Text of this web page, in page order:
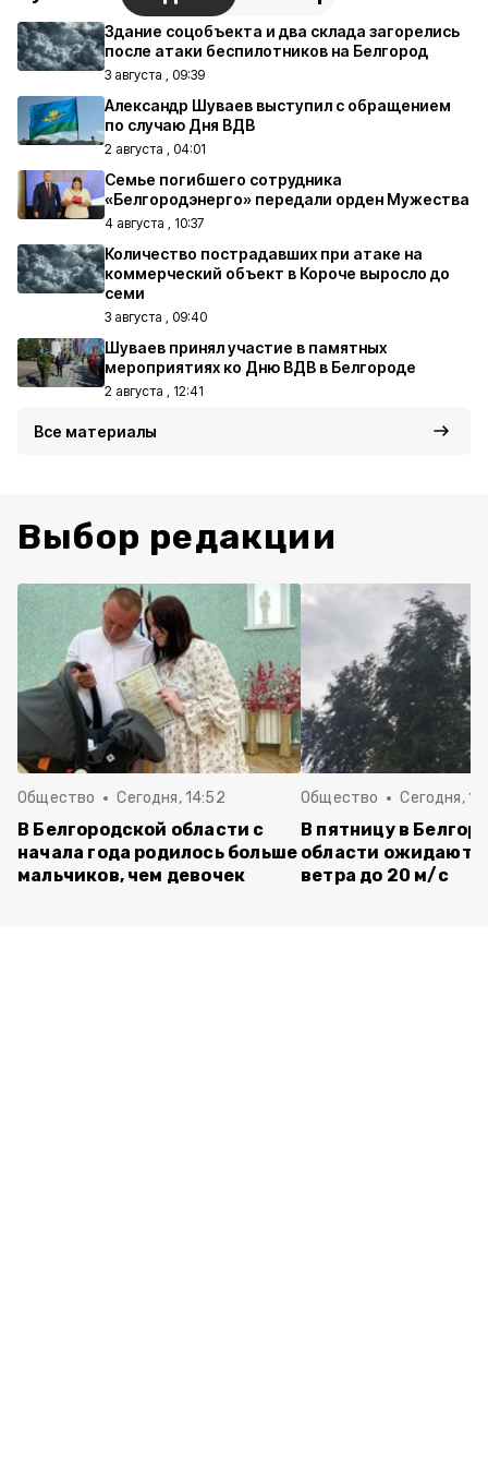
Здание соцобъекта и два склада загорелись
после атаки беспилотников на Белгород
3 августа , 09:39
Александр Шуваев выступил с обращением
по случаю Дня ВДВ
2 августа , 04:01
Семье погибшего сотрудника
«Белгородэнерго» передали орден Мужества
4 августа , 10:37
Количество пострадавших при атаке на
коммерческий объект в Короче выросло до
семи
3 августа , 09:40
Шуваев принял участие в памятных
мероприятиях ко Дню ВДВ в Белгороде
2 августа , 12:41
Все материалы
Выбор редакции
Общество Сегодня, 14:52
В Белгородской области с
начала года родилось больше
мальчиков, чем девочек
Общество Сегодня,
В пятницу в
области
ветра до 20 м/с